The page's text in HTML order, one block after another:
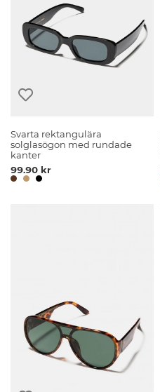
Svarta rektangulära
solglasögon med rundade
kanter
99.90 kr